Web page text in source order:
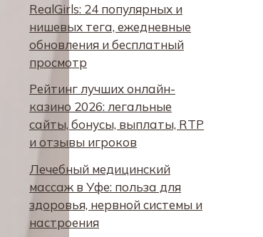
RealGirls: 24 популярных и
нишевых тега, ежедневные
обновления и бесплатный
просмотр
Рейтинг лучших онлайн-
казино 2026: легальные
сайты, бонусы, выплаты, RTP
и отзывы игроков
Лечебный медицинский
массаж в Уфе: польза для
здоровья, нервной системы и
настроения